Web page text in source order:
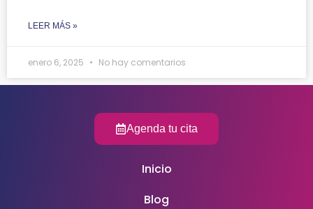
LEER MÁS »
enero 6, 2025 No hay comentarios
Inicio
Blog
Agenda tu cita